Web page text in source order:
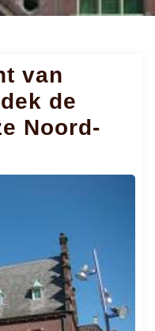
van
de
Noord-